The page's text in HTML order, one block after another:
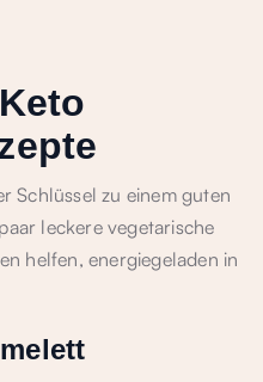
Schlüssel zu einem guten
leckere vegetarische
helfen, energiegeladen in